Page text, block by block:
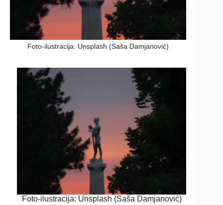
Foto-ilustracija: Unsplash (Saša Damjanović)
Foto-ilustracija: Unsplash (Saša Damjanović)